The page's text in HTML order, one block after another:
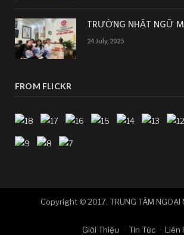
TRƯỜNG NHẬT NGỮ
24 July, 2025
FROM FLICKR
Copyright © 2017. TRUNG TÂM NGOẠI
Giới Thiệu Tin Tức Liên